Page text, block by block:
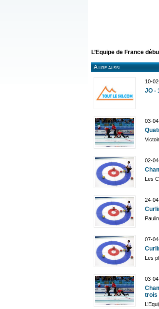
L’Equipe de France
A lire aussi
10-
JO -
03-
02-
Les
24-
07-
Les
03-
trois